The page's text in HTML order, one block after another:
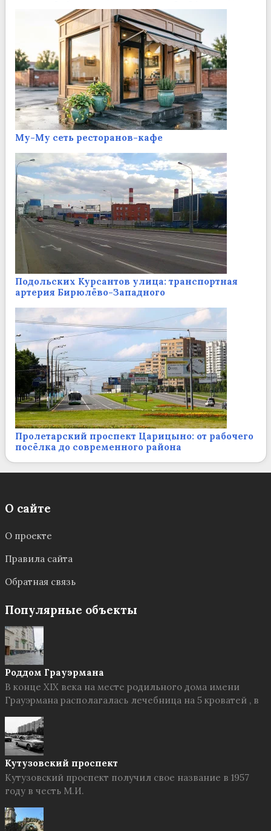
Му-Му сеть ресторанов-кафе
Подольских Курсантов улица: транспортная
артерия Бирюлёво-Западного
Пролетарский проспект Царицыно: от рабочего
посёлка до современного района
О сайте
О проекте
Правила сайта
Обратная связь
Популярные объекты
Роддом Грауэрмана
В конце XIX века на месте родильного дома имени
Грауэрмана располагалась лечебница на 5 кроватей , в
Кутузовский проспект
Кутузовский проспект получил свое название в 1957
году в честь М.И.